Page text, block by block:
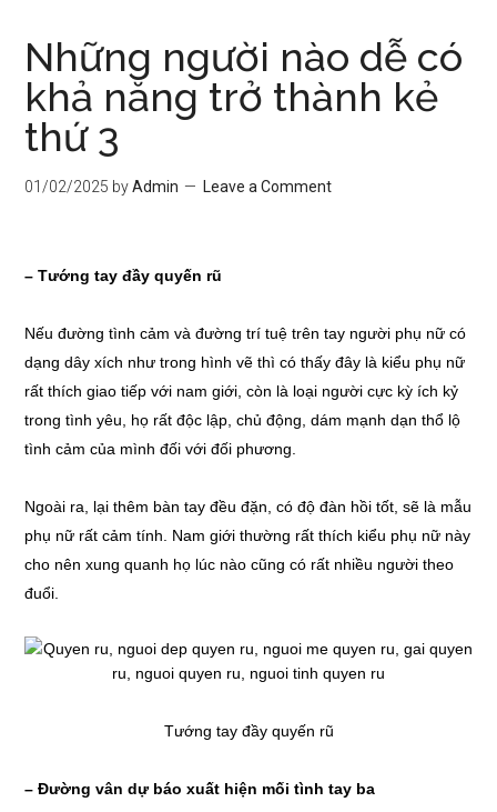
Những người nào dễ có
khả năng trở thành kẻ
thứ 3
01/02/2025 byAdmin Leave a Comment
– Tướng tay đầy quyến rũ
Nếu đường tình cảm và đường trí tuệ trên tay người phụ nữ có
dạng dây xích như trong hình vẽ thì có thấy đây là kiểu phụ nữ
rất thích giao tiếp với nam giới, còn là loại người cực kỳ ích kỷ
trong tình yêu, họ rất độc lập, chủ động, dám mạnh dạn thổ lộ
tình cảm của mình đối với đối phương.
Ngoài ra, lại thêm bàn tay đều đặn, có độ đàn hồi tốt, sẽ là mẫu
phụ nữ rất cảm tính. Nam giới thường rất thích kiểu phụ nữ này
cho nên xung quanh họ lúc nào cũng có rất nhiều người theo
đuổi.
Tướng tay đầy quyến rũ
– Đường vân dự báo xuất hiện mối tình tay ba